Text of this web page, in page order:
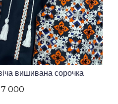
вишивана сорочка
000